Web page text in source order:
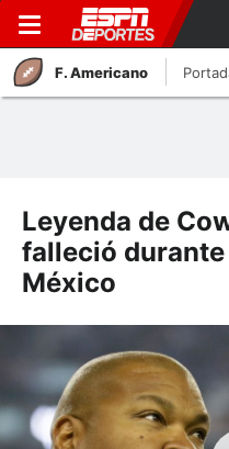
F. Americano
Leyenda de
falleció
México